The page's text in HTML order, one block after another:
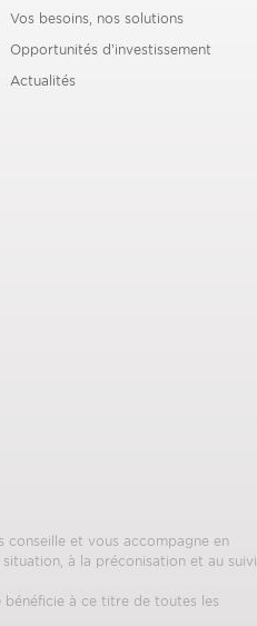
Vos besoins, nos solutions
Opportunités d’investissement
Actualités
conseille et vous accompagne en
à la préconisation et au suivi
bénéficie à ce titre de toutes les